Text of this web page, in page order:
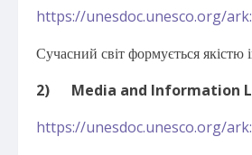
https://unesdoc.unesco.org/
Сучасний світ формується якістю
2) Media and Information
https://unesdoc.unesco.org/